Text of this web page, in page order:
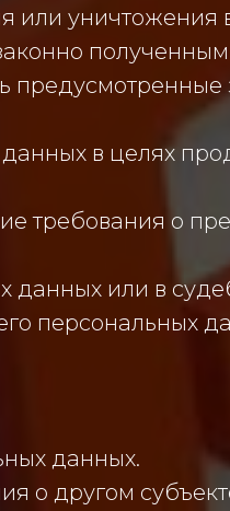
или уничтожения
предусмотренные
в целях
требования о
данных или в
персональных
данных.
о другом